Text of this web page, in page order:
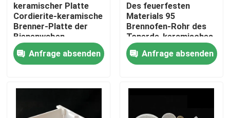
Haus
Videos
keramischer Platte
Cordierite-keramische
Brenner-Platte der
Bienenwaben-
2.6g/Cm3
Anfrage absenden
Des feuerfesten
Materials 95
Brennofen-Rohr des
Tonerde-keramisches
Rollen-Rohr-Al2O3
Rod High Alumina
Refractory Furnace
Anfrage absenden